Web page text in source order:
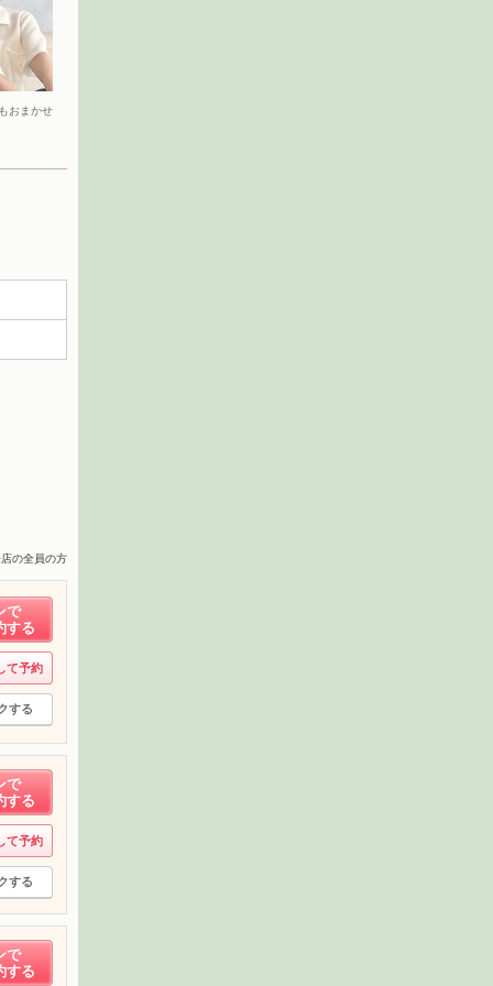
おまかせ
の全員の方
で
する
て予約
する
で
する
て予約
する
で
する